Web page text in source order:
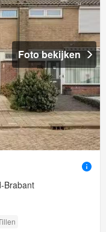
Foto bekijken
Brabant